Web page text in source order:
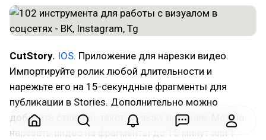
CutStory. IOS. Приложение для нарезки видео.
Импортируйте ролик любой длительности и
нарежьте его на 15-секундные фрагменты для
публикации в Stories. Дополнительно можно
добавить стикеры, текст, музыку и прочее. Можно
нарезать видео на фрагменты до 15 минут или 1